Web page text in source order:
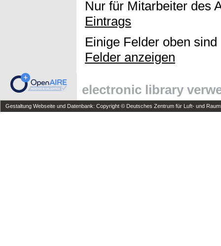
Nur für Mitarbeiter des
Eintrags
Einige Felder oben
Felder anzeigen
electronic library
Gestaltung Webseite und Datenbank: Copyright © Deutsches Zentrum für Luft- und